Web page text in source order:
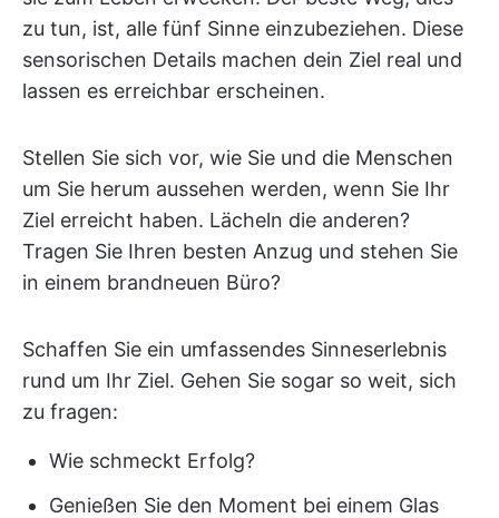
zu tun, ist, alle fünf Sinne einzubeziehen. Diese
sensorischen Details machen dein Ziel real und
lassen es erreichbar erscheinen.
Stellen Sie sich vor, wie Sie und die Menschen
um Sie herum aussehen werden, wenn Sie Ihr
Ziel erreicht haben. Lächeln die anderen?
Tragen Sie Ihren besten Anzug und stehen Sie
in einem brandneuen Büro?
Schaffen Sie ein umfassendes Sinneserlebnis
rund um Ihr Ziel. Gehen Sie sogar so weit, sich
zu fragen:
Wie schmeckt Erfolg?
Genießen Sie den Moment bei einem Glas